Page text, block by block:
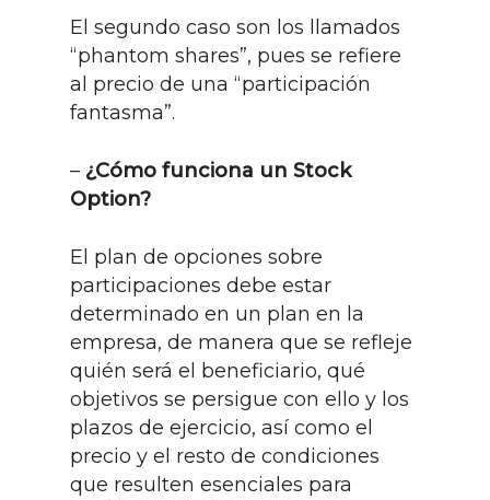
El segundo caso son los llamados
“phantom shares”, pues se refiere
al precio de una “participación
fantasma”.
– ¿Cómo funciona un Stock
Option?
El plan de opciones sobre
participaciones debe estar
determinado en un plan en la
empresa, de manera que se refleje
quién será el beneficiario, qué
objetivos se persigue con ello y los
plazos de ejercicio, así como el
precio y el resto de condiciones
que resulten esenciales para